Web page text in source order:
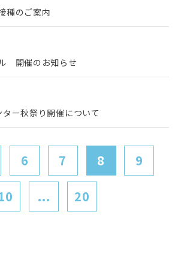
種のご案内
開催のお知らせ
ー秋祭り開催について
6 7 8 9
... 20